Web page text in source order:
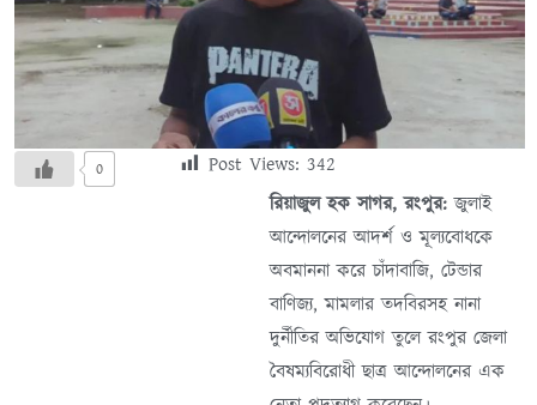
0 Post Views: 342
রিয়াজুল হক সাগর, রংপুর:জুলাই
আন্দোলনের আদর্শ ও মূল্যবোধকে
অবমাননা করে চাঁদাবাজি, টেন্ডার
বাণিজ্য, মামলার তদবিরসহ নানা
দুর্নীতির অভিযোগ তুলে রংপুর জেলা
বৈষম্যবিরোধী ছাত্র আন্দোলনের এক